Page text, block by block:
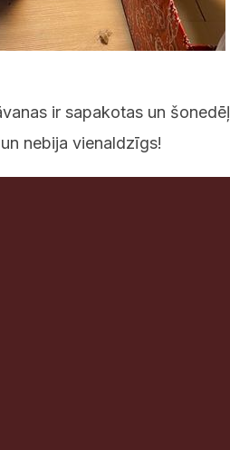
ir sapakotas un šonedēļ
nebija vienaldzīgs!